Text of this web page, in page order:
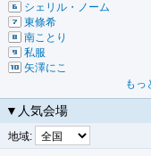
シェリル・ノーム
東條希
南ことり
私服
矢澤にこ
もっ
▼人気会場
地域: